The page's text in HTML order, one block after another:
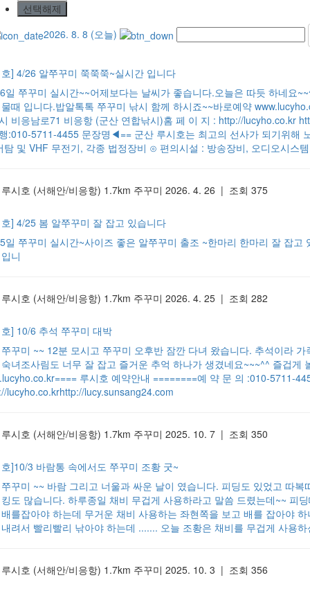
선택해제
2026. 8. 8 (오늘)
] 4/26 알쭈꾸미 쭉쭉쭉~실시간 입니다
일 쭈꾸미 실시간~~어제보다는 날씨가 좋습니다.오늘은 따듯 하네요
때 입니다.밥알톡톡 쭈꾸미 낚시 함께 하시죠~~바로예약
비응남로71 비응항 (군산 연합낚시)홈 페 이 지 : http://lucyho.co.kr
:010-5711-4455 문장명◀== 군산 루시호는 최고의 선사가 되기위
탐 및 VHF 무전기, 각종 법정장비 ⊙ 편의시설 : 방송장비, 오디오시스
시호 (서해안/비응항) 1.7km 주꾸미 2026. 4. 26 | 조회 375
] 4/25 봄 알쭈꾸미 잘 잡고 있습니다
일 쭈꾸미 실시간~사이즈 좋은 알쭈꾸미 출조 ~한마리 한마리 잘 잡
니
시호 (서해안/비응항) 1.7km 주꾸미 2026. 4. 25 | 조회 282
] 10/6 추석 쭈꾸미 대박
꾸미 ~~ 12분 모시고 쭈꾸미 오후반 잠깐 다녀 왔습니다. 추석이라
녀조사림도 너무 잘 잡고 즐거운 추억 하나가 생겼네요~~~^^ 즐겁
루시호 예약안내 ========예 약 문 의 :010-5711-
lucyho.co.krhttp://lucy.sunsang24.com
시호 (서해안/비응항) 1.7km 주꾸미 2025. 10. 7 | 조회 350
]10/3 바람통 속에서도 쭈꾸미 조황 굿~
꾸미 ~~ 바람 그리고 너울과 싸운 날이 였습니다. 피딩도 있었고 따
도 많습니다. 하루종일 채비 무겁게 사용하라고 말씀 드렸는데~~ 피
를잡아야 하는데 무거운 채비 사용하는 좌현쪽을 보고 배를 잡아야
려서 빨리빨리 낚아야 하는데 ....... 오늘 조황은 채비를 무겁게 사용
시호 (서해안/비응항) 1.7km 주꾸미 2025. 10. 3 | 조회 356